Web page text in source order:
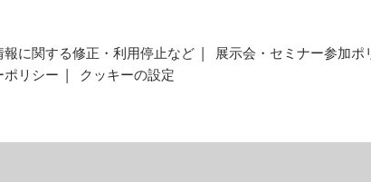
報に関する修正・利用停止など 展示会・セミナー参加ポ
ポリシー クッキーの設定